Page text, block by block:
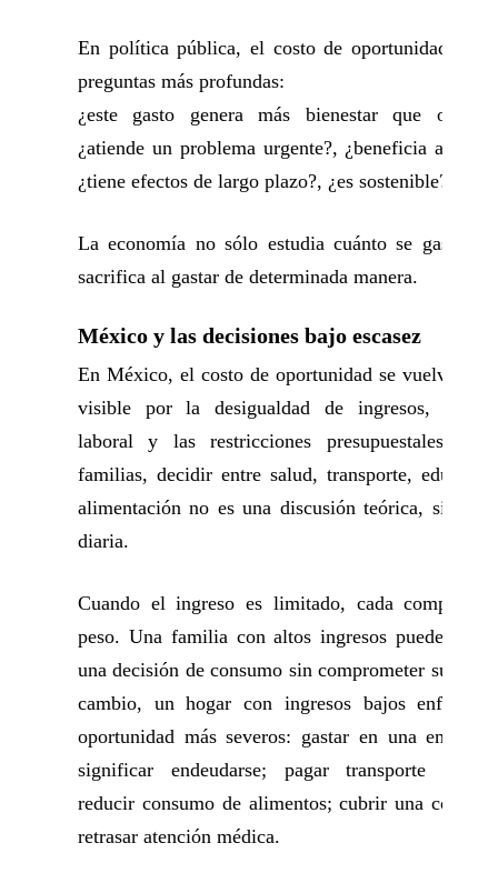
En política pública, el costo de oportunidad
preguntas más profundas:
¿este gasto genera más bienestar que otras
¿atiende un problema urgente?, ¿beneficia a más
¿tiene efectos de largo plazo?, ¿es sostenible?
La economía no sólo estudia cuánto se gasta,
sacrifica al gastar de determinada manera.
México y las decisiones bajo escasez
En México, el costo de oportunidad se vuelve
visible por la desigualdad de ingresos, la
laboral y las restricciones presupuestales.
familias, decidir entre salud, transporte,
alimentación no es una discusión teórica, sino
diaria.
Cuando el ingreso es limitado, cada compra
peso. Una familia con altos ingresos puede
una decisión de consumo sin comprometer su
cambio, un hogar con ingresos bajos enfrenta
oportunidad más severos: gastar en una
significar endeudarse; pagar transporte
reducir consumo de alimentos; cubrir una
retrasar atención médica.